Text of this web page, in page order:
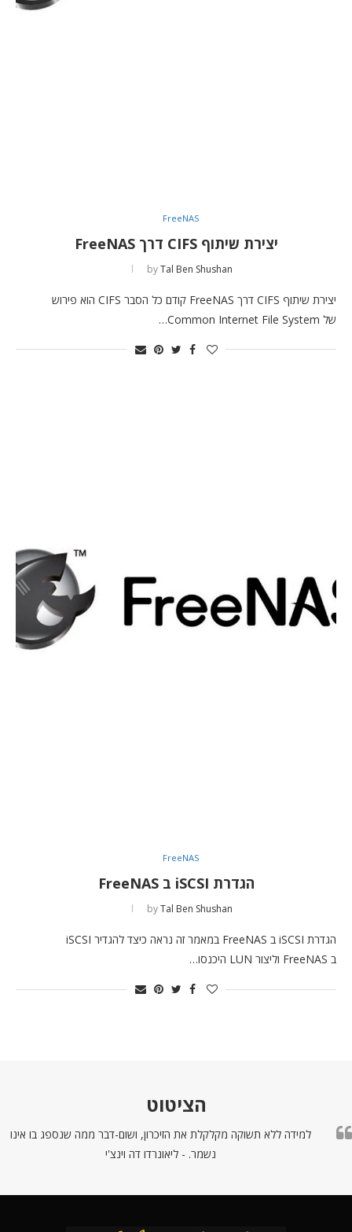
FreeNAS
יצירת שיתוף CIFS דרך FreeNAS
byTal Ben Shushan
יצירת שיתוף CIFS דרך FreeNAS קודם כל הסבר CIFS הוא פירוש
של Common Internet File System…
FreeNAS
הגדרת iSCSI ב FreeNAS
byTal Ben Shushan
הגדרת iSCSI ב FreeNAS במאמר זה נראה כיצד להגדיר iSCSI
ב FreeNAS וליצור LUN היכנסו…
הציטוט
למידה ללא תשוקה מקלקלת את הזיכרון, ושום-דבר ממה שנספג בו אינו
נשמר. - ליאונרדו דה וינצ'י